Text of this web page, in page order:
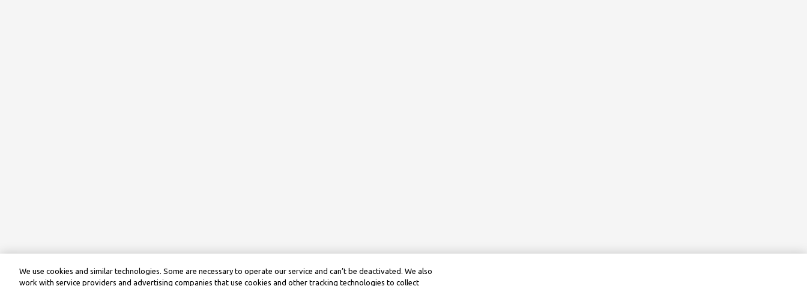
We use cookies and similar technologies. Some are necessary to operate our service and can’t be deactivated. We also
work with service providers and advertising companies that use cookies and other tracking technologies to collect